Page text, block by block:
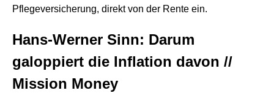
Pflegeversicherung, direkt von der Rente ein.
Hans-Werner Sinn: Darum
galoppiert die Inflation davon //
Mission Money